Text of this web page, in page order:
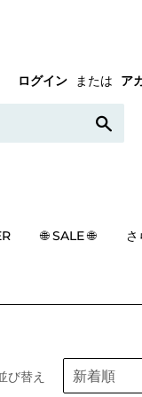
ログイン または ア
索
🌐 SALE 🌐 さ
び替え